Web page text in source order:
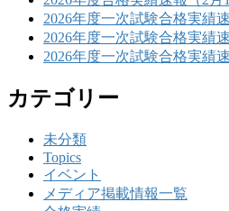
2026年度一次試験合格実績
2026年度一次試験合格実績
2026年度一次試験合格実績
カテゴリー
未分類
Topics
イベント
メディア掲載情報一覧